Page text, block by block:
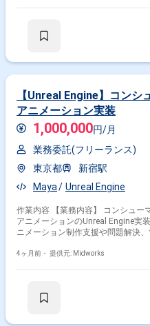
【Unreal Engine】コン
アニメーション実装
1,000,000円/月
業務委託(フリーランス)
東京都
新宿駅
Maya
Unreal Engine
作業内容 【業務内容】 コンシューマゲーム開発において、カットシーン
アニメーションのUnreal Engine実
ニメーション制作支援や問題解決
・Unreal Engineを用いたカットシ
における問題解決、社内ツール活用
4ヶ月前・ 提供元: Midworks